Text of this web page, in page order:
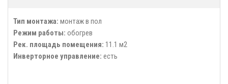
Тип монтажа: монтаж в пол
Режим работы: обогрев
Рек. площадь помещения: 11.1 м2
Инверторное управление: есть